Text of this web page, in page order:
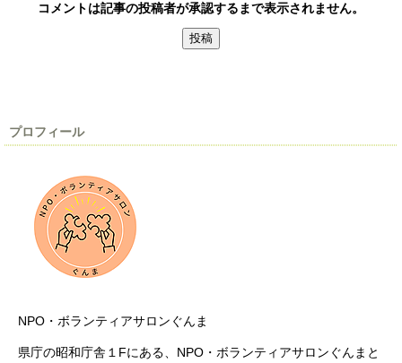
コメントは記事の投稿者が承認するまで表示されません。
プロフィール
NPO・ボランティアサロンぐんま
県庁の昭和庁舎１Fにある、NPO・ボランティアサロンぐんまと